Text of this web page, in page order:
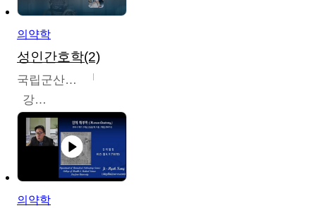
의약학
성인간호학(2)
국립군산대학교
강경아
의약학